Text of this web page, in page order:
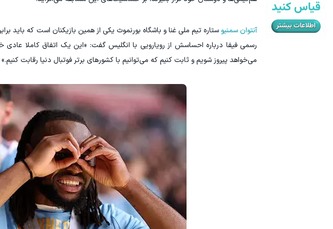
آنتوان سمنیو ستاره تیم ملی غنا و باشگاه بورنموث یکی از همین بازیکنان است که باید
رسمی فیفا درباره احساسش از رویارویی با انگلیس گفت: «این یک اتفاق کاملا
می‌خواهد پیروز شویم و ثابت کنیم که می‌توانیم با کشورهای برتر فوتبال دنیا رقابت کنیم.»